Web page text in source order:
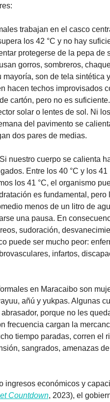
trabajan en el casco
los 42 °C y no hay
protegerse de la pepa de
gorros, sombreros,
son de tela sintética
hacen techos improvisados
cartón, pero no es
solar o lentes de sol. Ni
del pavimento se
dos pares de medias.
nuestro cuerpo se calienta
Entre los 40 °C y los 41
los 41 °C, el organismo
es fundamental, pero
menos de un litro de
una pausa. En
sudoración,
puede ser mucho peor:
infartos,
en Maracaibo son
añú y yukpas. Algunas
porque no les
frecuencia cargan la
tiempo paradas, corren el
sangrados, amenazas
económicos y
Countdown, 2023), el